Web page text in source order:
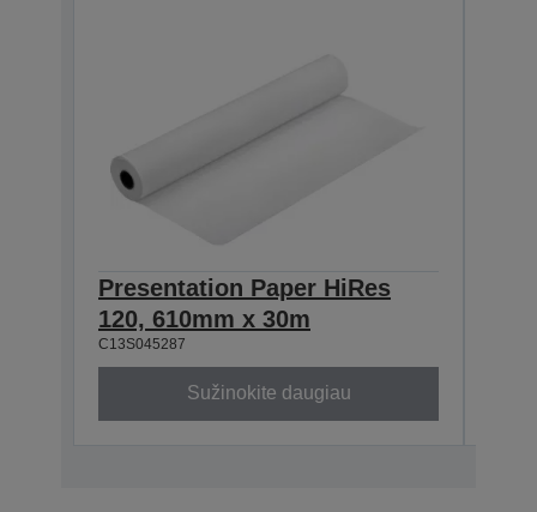
Presentation Paper HiRes
120, 610mm x 30m
C13S045287
Sužinokite daugiau